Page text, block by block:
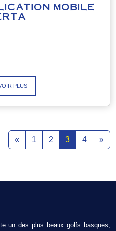
MOBILE
PLUS
« 1 2 3 4 »
un des plus beaux golfs basques,